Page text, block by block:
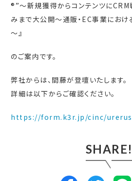
®”～新規獲得からコンテンツにCRM
みまで大公開～通販・EC事業にお
～』
のご案内です。
弊社からは、間藤が登壇いたします。
詳細は以下からご確認ください。
https://form.k3r.jp/cinc/
SHARE!